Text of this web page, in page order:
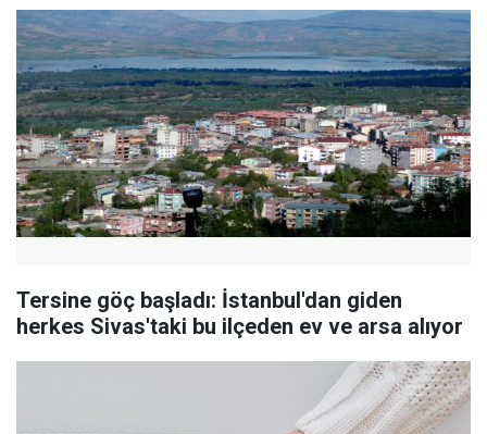
Tersine göç başladı: İstanbul'dan giden
herkes Sivas'taki bu ilçeden ev ve arsa alıyor